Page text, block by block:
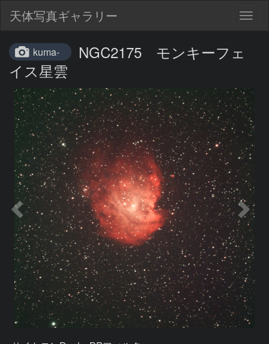
天体写真ギャラリー
kuma-
NGC2175 モンキーフェ
イス星雲